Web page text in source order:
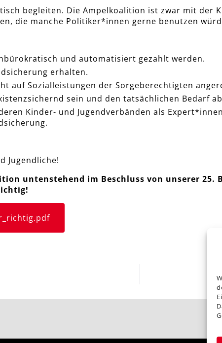
begleiten. Die Ampelkoalition ist zwar mit der
die manche Politiker*innen gerne benutzen
und automatisiert gezahlt werden.
erhalten.
auf Sozialleistungen der Sorgeberechtigten
sein und den tatsächlichen Bedarf
Kinder- und Jugendverbänden als
Jugendliche!
untenstehend im Beschluss von unserer 25.